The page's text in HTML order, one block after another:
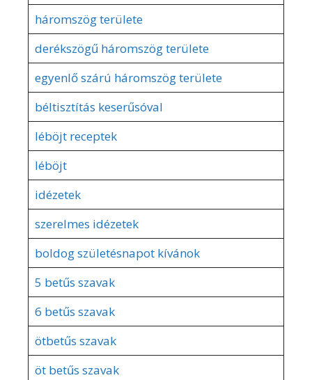
háromszög területe
derékszögű háromszög területe
egyenlő szárú háromszög területe
béltisztítás keserűsóval
léböjt receptek
léböjt
idézetek
szerelmes idézetek
boldog születésnapot kívánok
5 betűs szavak
6 betűs szavak
ötbetűs szavak
öt betűs szavak